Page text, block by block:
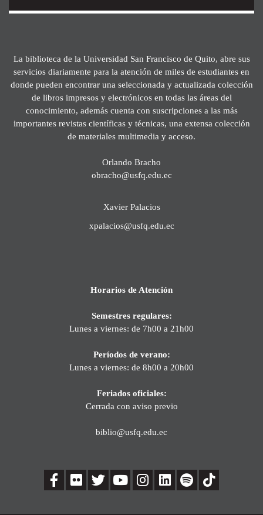
La biblioteca de la Universidad San Francisco de Quito, abre sus
servicios diariamente para la atención de miles de estudiantes en
donde pueden encontrar una seleccionada y actualizada colección
de libros impresos y electrónicos en todas las áreas del
conocimiento, además cuenta con suscripciones a las más
importantes revistas científicas y técnicas, una extensa colección
de materiales multimedia y acceso.
Orlando Bracho
obracho@usfq.edu.ec
Xavier Palacios
xpalacios@usfq.edu.ec
Horarios de Atención
Semestres regulares:
Lunes a viernes: de 7h00 a 21h00
Períodos de verano:
Lunes a viernes: de 8h00 a 20h00
Feriados oficiales:
Cerrada con aviso previo
biblio@usfq.edu.ec